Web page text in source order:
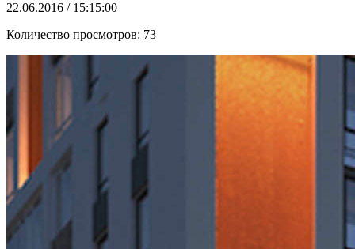
22.06.2016 / 15:15:00
Количество просмотров: 73